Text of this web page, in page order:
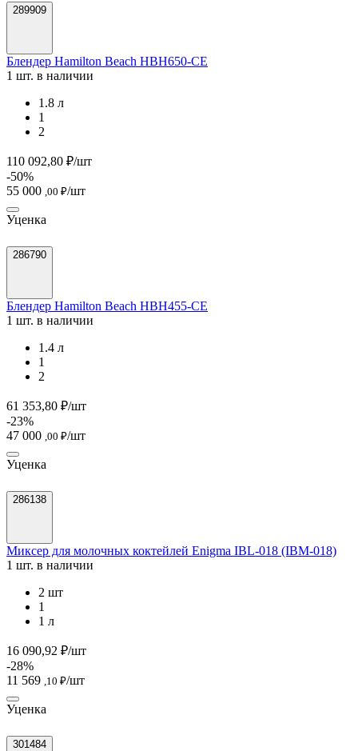
289909
Блендер Hamilton Beach HBH650-СЕ
1 шт. в наличии
1.8 л
1
2
110 092,80 ₽/шт
-50%
55 000 ,00 ₽/шт
Уценка
286790
Блендер Hamilton Beach HBH455-CE
1 шт. в наличии
1.4 л
1
2
61 353,80 ₽/шт
-23%
47 000 ,00 ₽/шт
Уценка
286138
Миксер для молочных коктейлей Enigma IBL-018 (IBM-018)
1 шт. в наличии
2 шт
1
1 л
16 090,92 ₽/шт
-28%
11 569 ,10 ₽/шт
Уценка
301484